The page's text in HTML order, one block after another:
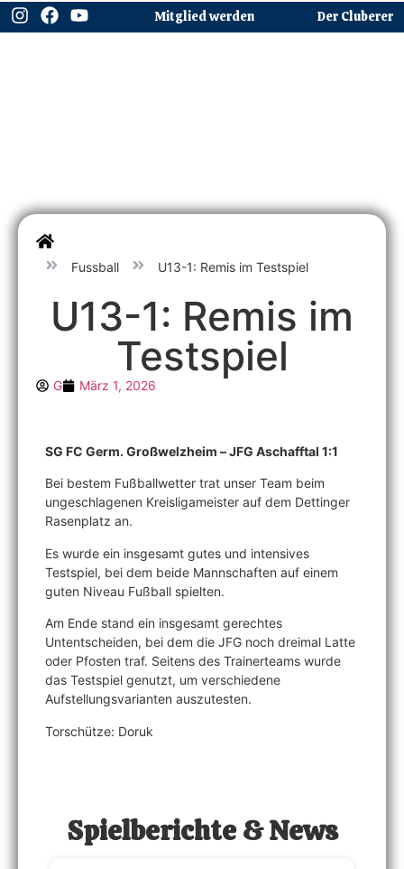
Der Cluberer
Mitglied werden
Fussball U13-1: Remis im Testspiel
U13-1: Remis im
Testspiel
G März 1, 2026
SG FC Germ. Großwelzheim – JFG Aschafftal 1:1
Bei bestem Fußballwetter trat unser Team beim
ungeschlagenen Kreisligameister auf dem Dettinger
Rasenplatz an.
Es wurde ein insgesamt gutes und intensives
Testspiel, bei dem beide Mannschaften auf einem
guten Niveau Fußball spielten.
Am Ende stand ein insgesamt gerechtes
Untentscheiden, bei dem die JFG noch dreimal Latte
oder Pfosten traf. Seitens des Trainerteams wurde
das Testspiel genutzt, um verschiedene
Aufstellungsvarianten auszutesten.
Torschütze: Doruk
Spielberichte & News